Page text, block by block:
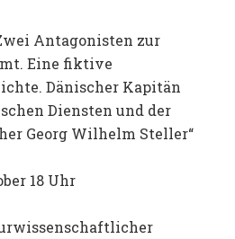
Antagonisten zur
Eine fiktive
Dänischer Kapitän
Diensten und der
Georg Wilhelm Steller“
18 Uhr